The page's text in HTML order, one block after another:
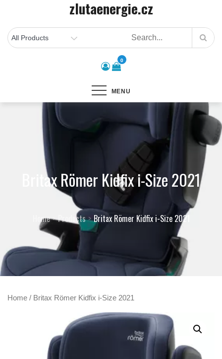
content
zlutaenergie.cz
0
MENU
Britax Römer Kidfix i-Size 2021
Home Products Britax Römer Kidfix i-Size 2021
Home / Britax Römer Kidfix i-Size 2021